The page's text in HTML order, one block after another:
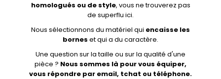
homologués ou de style, vous ne trouverez pas
de superflu ici.
Nous sélectionnons du matériel qui encaisse les
bornes et qui a du caractère.
Une question sur la taille ou sur la qualité d'une
pièce ? Nous sommes là pour vous équiper,
vous répondre par email, tchat ou téléphone.